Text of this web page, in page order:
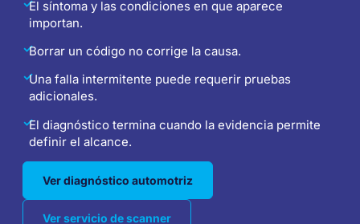
✓El síntoma y las condiciones en que aparece
importan.
✓Borrar un código no corrige la causa.
✓Una falla intermitente puede requerir pruebas
adicionales.
✓El diagnóstico termina cuando la evidencia permite
definir el alcance.
Ver diagnóstico automotriz
Ver servicio de scanner